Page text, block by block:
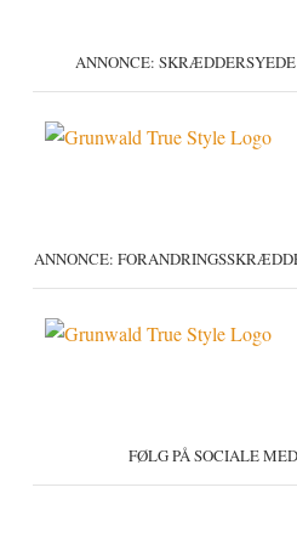
ANNONCE:
ANNONCE:
FØLG PÅ SOCIALE